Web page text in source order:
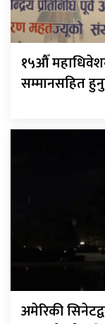
१५औँ
सम्मानसहित
अमेरिकी